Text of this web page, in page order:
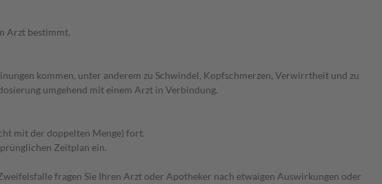
Arzt bestimmt.
kommen, unter anderem zu Schwindel, Kopfschmerzen, Verwirrtheit und zu
umgehend mit einem Arzt in Verbindung.
mit der doppelten Menge) fort.
Zeitplan ein.
fragen Sie Ihren Arzt oder Apotheker nach etwaigen Auswirkungen oder